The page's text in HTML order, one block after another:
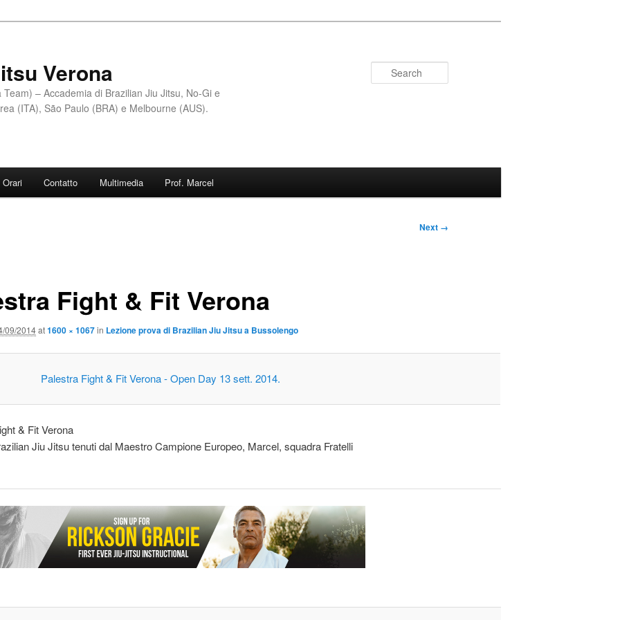
Verona
– Accademia di Brazilian Jiu Jitsu, No-Gi e
(ITA), São Paulo (BRA) e Melbourne (AUS).
Orari Contatto Multimedia Prof. Marcel
Next →
Fight & Fit Verona
09/2014at1600 × 1067in Lezione prova di Brazilian Jiu Jitsu a Bussolengo
& Fit Verona
Jiu Jitsu tenuti dal Maestro Campione Europeo, Marcel, squadra Fratelli